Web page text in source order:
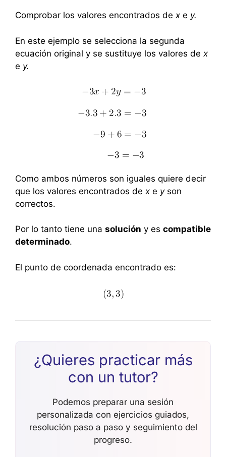
Comprobar los valores encontrados de x e y.
En este ejemplo se selecciona la segunda
ecuación original y se sustituye los valores de x
e y.
Como ambos números son iguales quiere decir
que los valores encontrados de x e yson
correctos.
Por lo tanto tiene una solución y es compatible
determinado.
El punto de coordenada encontrado es:
¿Quieres practicar más
con un tutor?
Podemos preparar una sesión
personalizada con ejercicios guiados,
resolución paso a paso y seguimiento del
progreso.